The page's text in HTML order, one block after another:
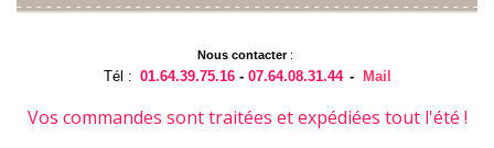
Nous contacter:
Tél : 01.64.39.75.16 -07.64.08.31.44 - Mail
Vos commandes sont traitées et expédiées tout l'été !